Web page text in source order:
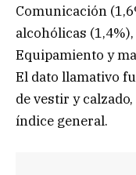
Comunicación
alcohólicas
Equipamiento y
El dato llamativo
de vestir y
índice general.